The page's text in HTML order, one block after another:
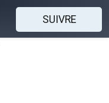
SUIVRE